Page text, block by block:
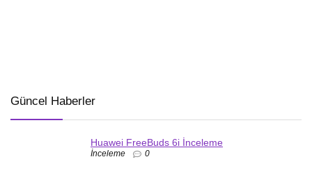
Güncel Haberler
Huawei FreeBuds 6i İnceleme
İnceleme 0